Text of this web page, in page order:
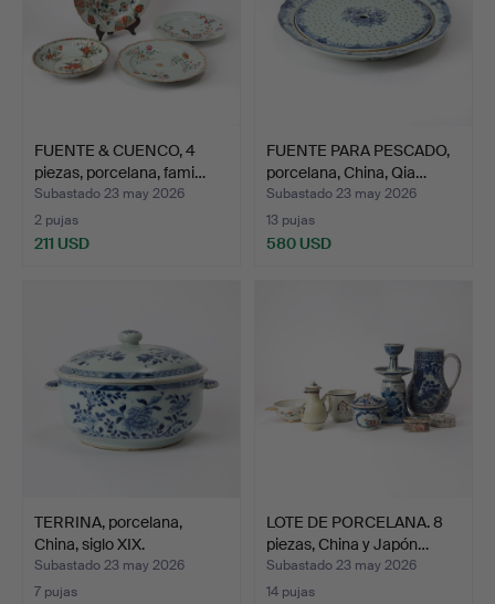
FUENTE & CUENCO, 4
piezas, porcelana, fami…
Subastado 23 may 2026
2 pujas
211 USD
FUENTE PARA PESCADO,
porcelana, China, Qia…
Subastado 23 may 2026
13 pujas
580 USD
TERRINA, porcelana,
China, siglo XIX.
Subastado 23 may 2026
7 pujas
LOTE DE PORCELANA. 8
piezas, China y Japón…
Subastado 23 may 2026
14 pujas